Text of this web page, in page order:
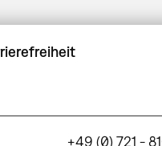
+49 (0) 721 -